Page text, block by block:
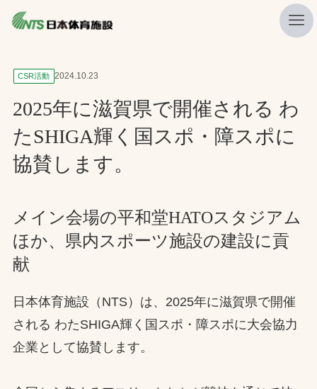
私たちの強み
ニュース
プレスリリース
レポート
施工・管理実績一覧
会社概要
採用情報
検索
お問合せ
お取引先の皆様へ
CSR活動 2024.10.23
2025年に滋賀県で開催される わ
たSHIGA輝く国スポ・障スポに
協賛します。
メイン会場の平和堂HATOスタジアム
ほか、県内スポーツ施設の建設に貢
献
日本体育施設（NTS）は、2025年に滋賀県で開催
される わたSHIGA輝く国スポ・障スポに大会協力
企業として協賛します。